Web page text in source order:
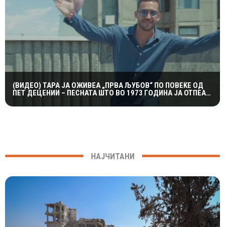
(ВИДЕО) ТАРА ЈА ОЖИВЕА „ПРВА ЉУБОВ“ ПО ПОВЕЌЕ ОД
ПЕТ ДЕЦЕНИИ – ПЕСНАТА ШТО ВО 1973 ГОДИНА ЈА ОТПЕАЛ
НАЈЧИТАНИ